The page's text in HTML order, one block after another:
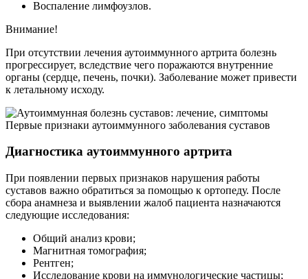
Воспаление лимфоузлов.
Внимание!
При отсутствии лечения аутоиммунного артрита болезнь
прогрессирует, вследствие чего поражаются внутренние
органы (сердце, печень, почки). Заболевание может привести
к летальному исходу.
Первые признаки аутоиммунного заболевания суставов
Диагностика аутоиммунного артрита
При появлении первых признаков нарушения работы
суставов важно обратиться за помощью к ортопеду. После
сбора анамнеза и выявлении жалоб пациента назначаются
следующие исследования:
Общий анализ крови;
Магнитная томография;
Рентген;
Исследование крови на иммунологические частицы;